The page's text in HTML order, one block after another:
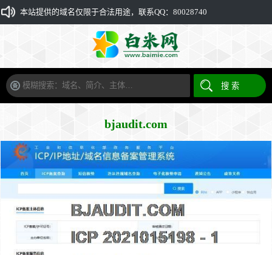
本站提供的域名仅限于合法用途，联系QQ：80028740
bjaudit.com